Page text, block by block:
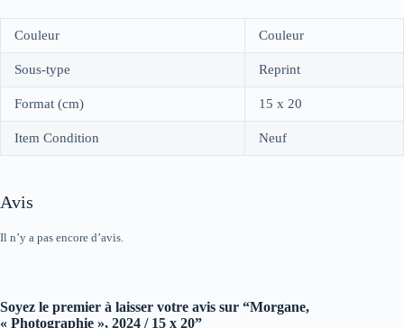
Couleur Couleur
Sous-type Reprint
Format (cm) 15 x 20
Item Condition Neuf
Avis
Il n’y a pas encore d’avis.
Soyez le premier à laisser votre avis sur “Morgane,
« Photographie », 2024 / 15 x 20”